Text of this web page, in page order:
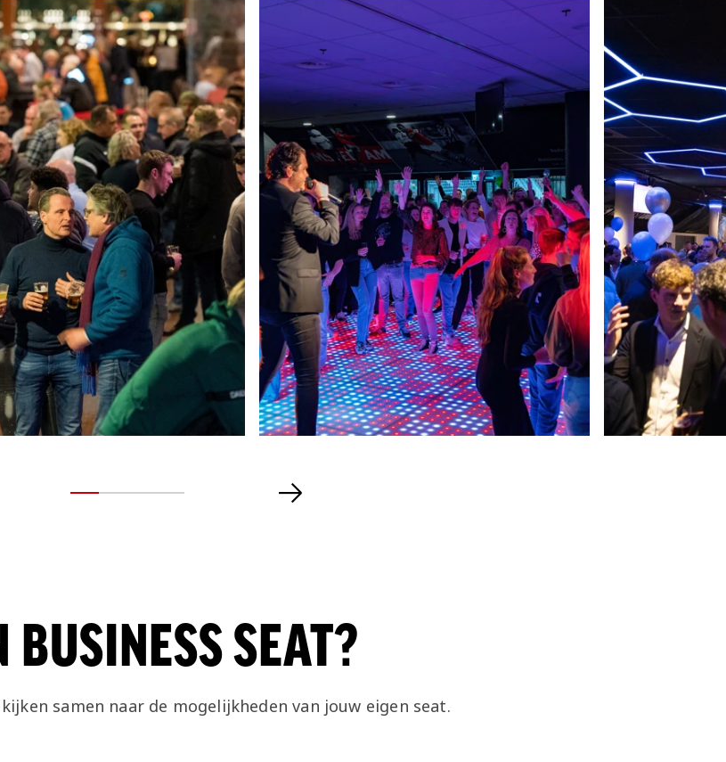
BUSINESS SEAT?
samen naar de mogelijkheden van jouw eigen seat.